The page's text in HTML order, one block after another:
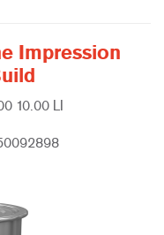
Impression
10.00 LI